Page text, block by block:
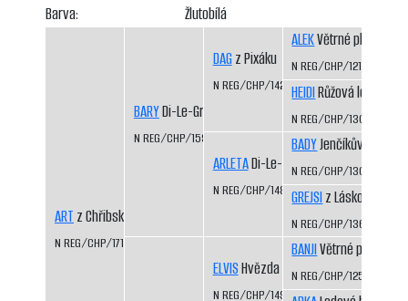
Barva:
Žlutobílá
ART z Chřibského úpatí
N REG/CHP/1713/13/16
BARYDi-Le-Grej
N REG/CHP/1593/11/13
DAGz Pixáku
N REG/CHP/1425/07/09
ARLETADi-Le-Grej
N REG/CHP/1486/08/10
ELVISHvězda Vysočiny
N REG/CHP/1490/08/10
ALEKVětrné pláně
N REG/CHP/1217/01/05
HEIDIRůžová louka
N REG/CHP/1306/03/
BADYJenčíkův les
N REG/CHP/1308/03/
GREJSIz Láskova
N REG/CHP/1360/04/
BANJIVětrné pláně
N REG/CHP/1259/02/04